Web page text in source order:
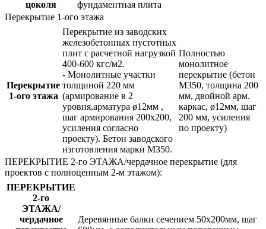
цоколя
фундаментная плита
Перекрытие 1-ого этажа
Перекрытие
1-ого этажа
Перекрытие из заводских
железобетонных пустотных
плит с расчетной нагрузкой
400-600 кгс/м2.
- Монолитные участки
толщиной 220 мм
(армирование в 2
уровня,арматура ø12мм ,
шаг армирования 200х200,
усиления согласно
проекту). Бетон заводского
изготовления марки М350.
Полностью
монолитное
перекрытие (бетон
М350, толщина 200
мм, двойной арм.
каркас, ø12мм, шаг
200 мм, усиления
по проекту)
ПЕРЕКРЫТИЕ 2-го ЭТАЖА/чердачное перекрытие (для
проектов с полноценным 2-м этажом):
ПЕРЕКРЫТИЕ
2-го
ЭТАЖА/
чердачное
Деревянные балки сечением 50х200мм, шаг